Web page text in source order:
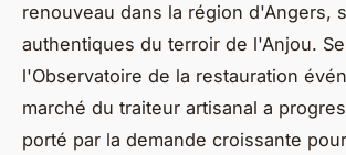
renouveau dans la région d'Angers,
authentiques du terroir de l'Anjou.
l'Observatoire de la restauration
marché du traiteur artisanal a
porté par la demande croissante